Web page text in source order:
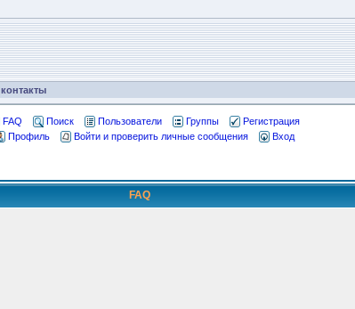
контакты
FAQ Поиск Пользователи Группы
Регистрация
Профиль
Войти и проверить личные сообщения Вход
FAQ